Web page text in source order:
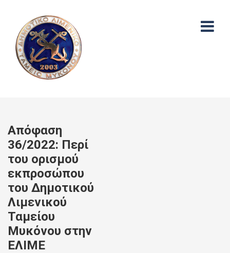
Απόφαση
36/2022: Περί
του ορισμού
εκπροσώπου
του Δημοτικού
Λιμενικού
Ταμείου
Μυκόνου στην
ΕΛΙΜΕ